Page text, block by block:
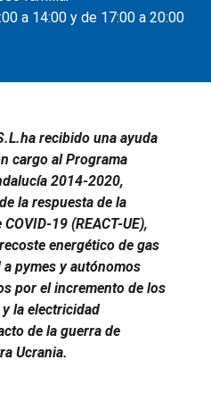
a 14:00 y de 17:00 a 20:00
recibido una ayuda
cargo al Programa
2014-2020,
la respuesta de la
19 (REACT-UE),
energético de gas
pymes y autónomos
por el incremento de los
la electricidad
de la guerra de
Ucrania.